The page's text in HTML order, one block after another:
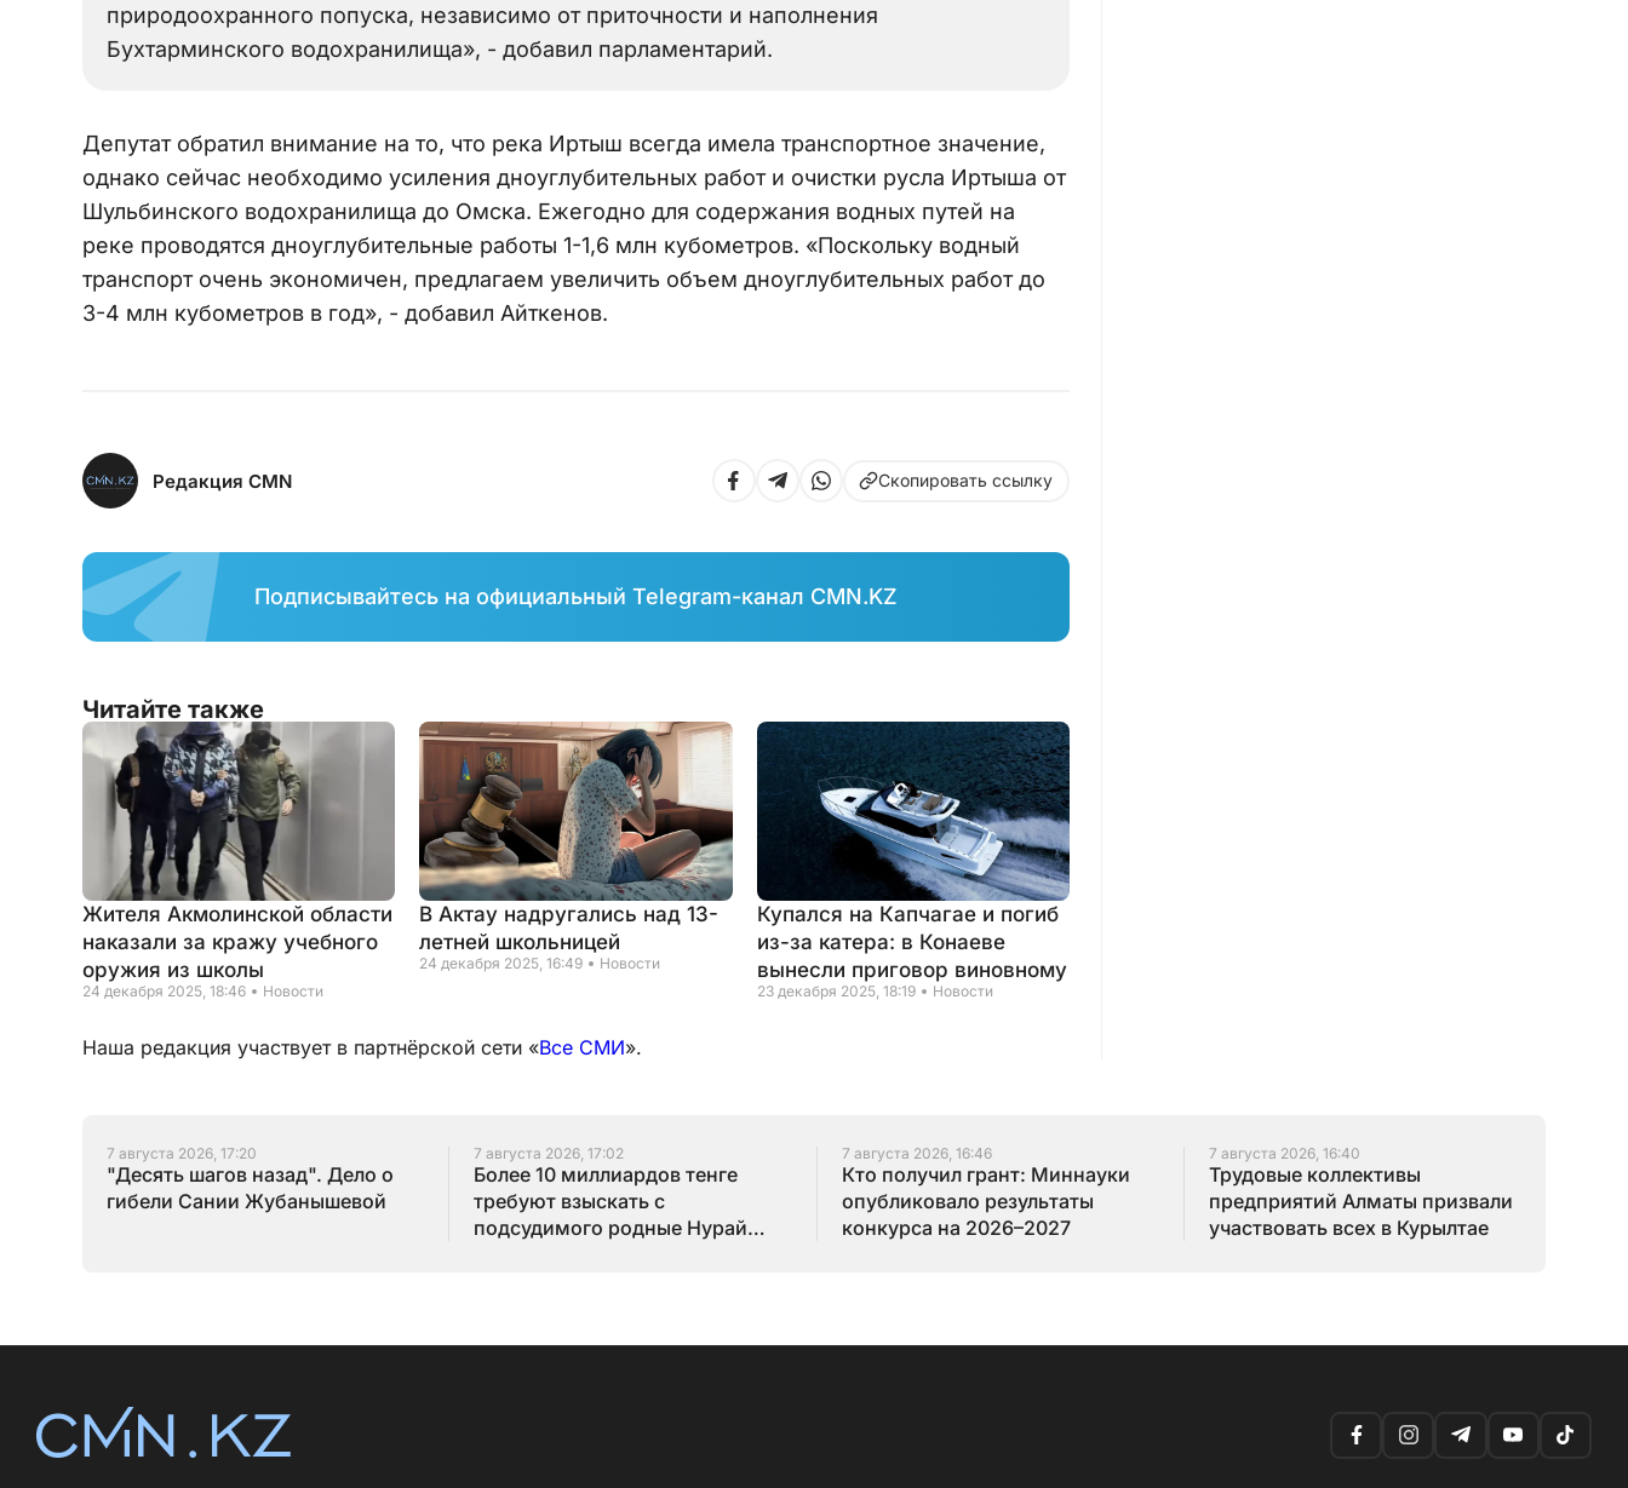
природоохранного попуска, независимо от приточности и наполнения
Бухтарминского водохранилища», - добавил парламентарий.
Депутат обратил внимание на то, что река Иртыш всегда имела транспортное значение,
однако сейчас необходимо усиления дноуглубительных работ и очистки русла Иртыша от
Шульбинского водохранилища до Омска. Ежегодно для содержания водных путей на
реке проводятся дноуглубительные работы 1-1,6 млн кубометров. «Поскольку водный
транспорт очень экономичен, предлагаем увеличить объем дноуглубительных работ до
3-4 млн кубометров в год», - добавил Айткенов.
Редакция CMN Скопировать ссылку
Подписывайтесь на официальный Telegram-канал CMN.KZ
Читайте также
Жителя Акмолинской области
наказали за кражу учебного
оружия из школы
24 декабря 2025, 18:46 Новости
В Актау надругались над 13-
летней школьницей
24 декабря 2025, 16:49 Новости
Купался на Капчагае и погиб
из-за катера: в Конаеве
вынесли приговор виновному
23 декабря 2025, 18:19 Новости
Наша редакция участвует в партнёрской сети «Все СМИ».
7 августа 2026, 17:20
"Десять шагов назад". Дело о
гибели Сании Жубанышевой
7 августа 2026, 17:02
Более 10 миллиардов тенге
требуют взыскать с
подсудимого родные Нурай
7 августа 2026, 16:46
Кто получил грант: Миннауки
опубликовало результаты
конкурса на 2026–2027
7 августа 2026, 16:40
Трудовые коллективы
предприятий Алматы призвали
участвовать всех в Курылтае